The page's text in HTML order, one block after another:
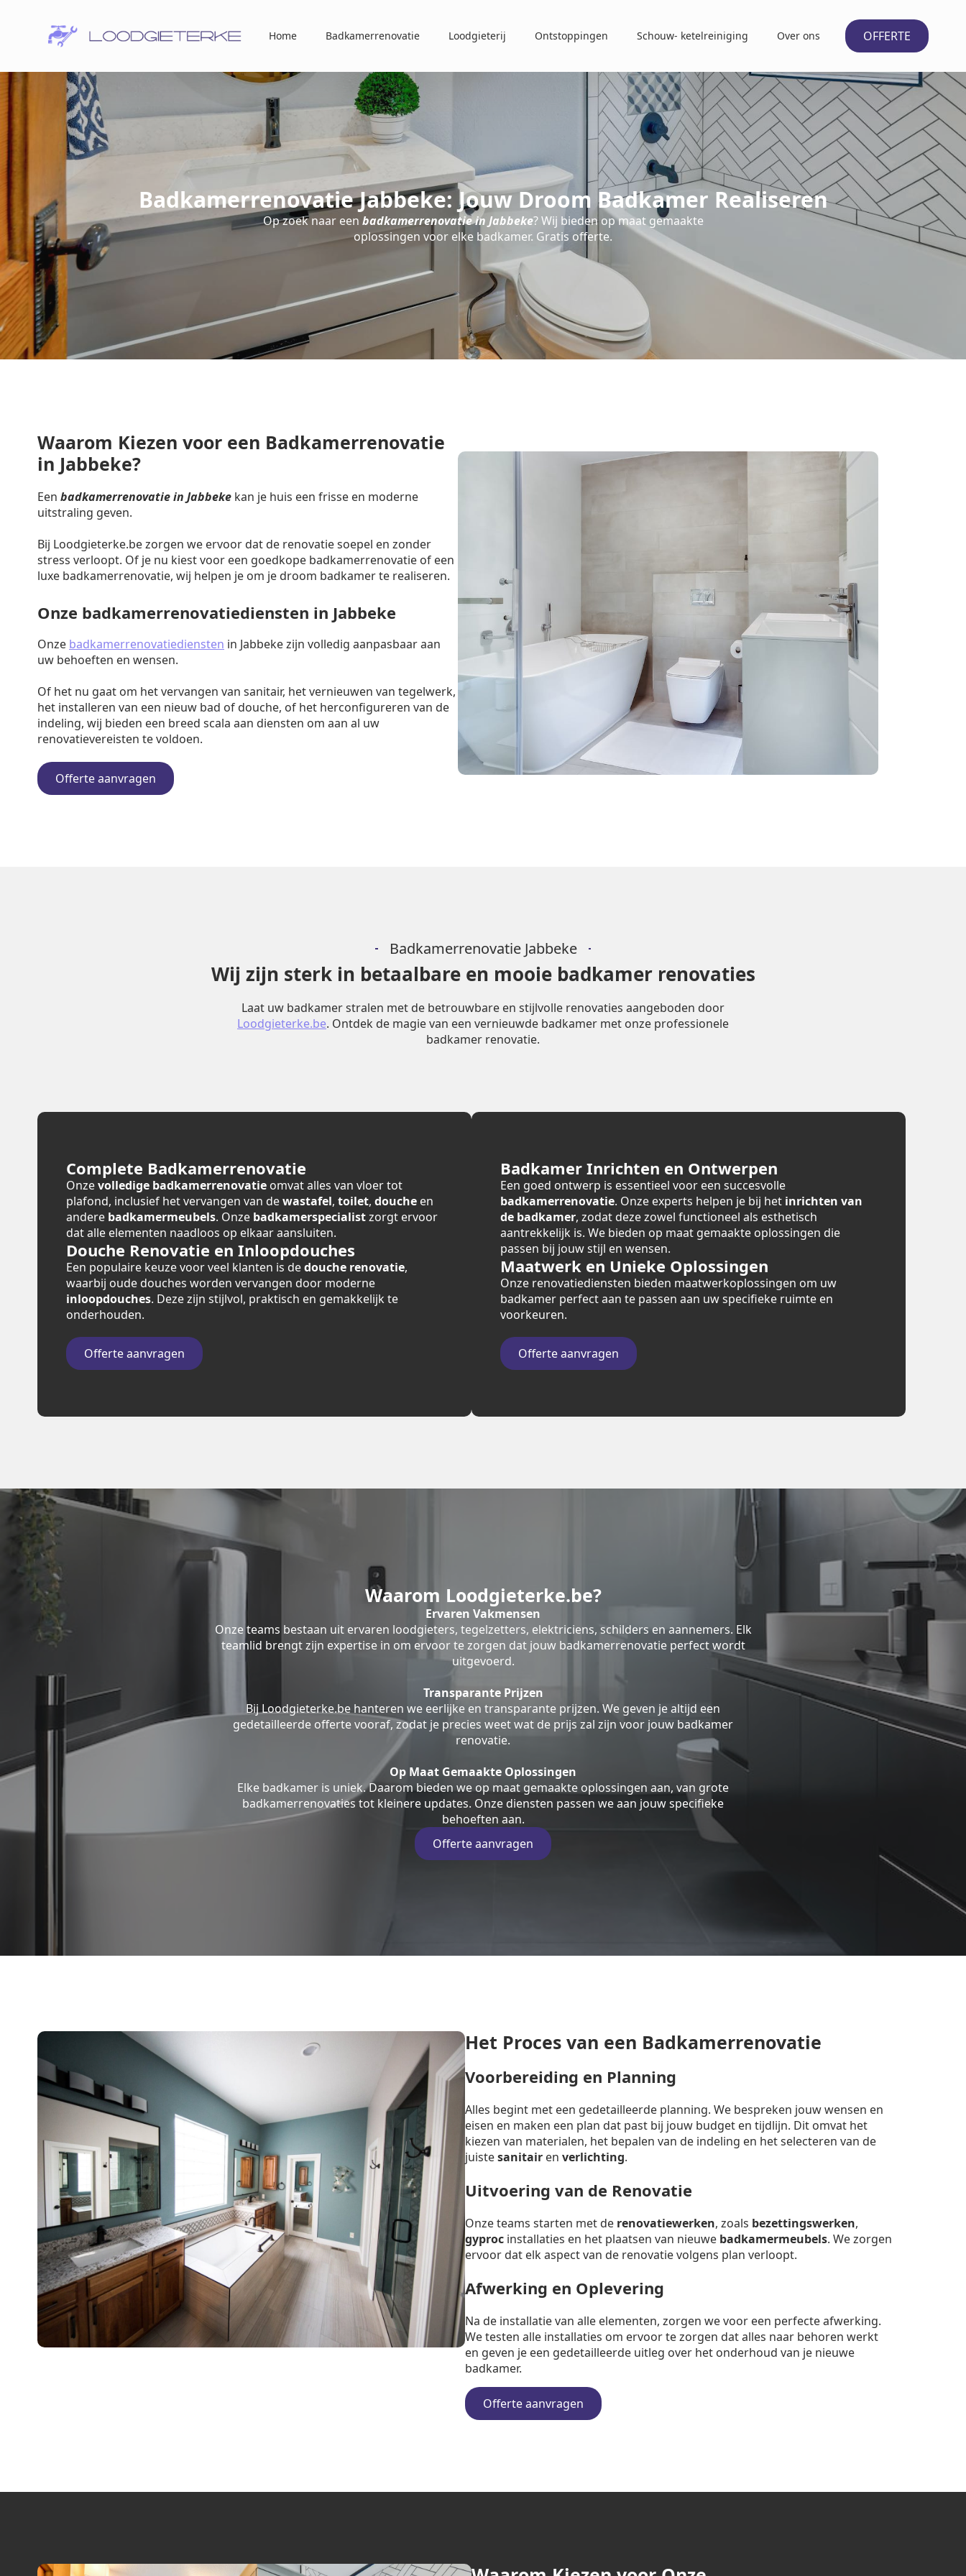
Home Badkamerrenovatie Loodgieterij Ontstoppingen Schouw- ketelreiniging Over ons OFFERTE
Badkamerrenovatie Jabbeke: Jouw Droom Badkamer Realiseren
Op zoek naar een badkamerrenovatie in Jabbeke? Wij bieden op maat gemaakte
oplossingen voor elke badkamer. Gratis offerte.
Waarom Kiezen voor een Badkamerrenovatie
in Jabbeke?
Een badkamerrenovatie in Jabbeke kan je huis een frisse en moderne
uitstraling geven.
Bij Loodgieterke.be zorgen we ervoor dat de renovatie soepel en zonder
stress verloopt. Of je nu kiest voor een goedkope badkamerrenovatie of een
luxe badkamerrenovatie, wij helpen je om je droom badkamer te realiseren.
Onze badkamerrenovatiediensten in Jabbeke
Onze badkamerrenovatiediensten in Jabbeke zijn volledig aanpasbaar aan
uw behoeften en wensen.
Of het nu gaat om het vervangen van sanitair, het vernieuwen van tegelwerk,
het installeren van een nieuw bad of douche, of het herconfigureren van de
indeling, wij bieden een breed scala aan diensten om aan al uw
renovatievereisten te voldoen.
Offerte aanvragen
Badkamerrenovatie Jabbeke
Wij zijn sterk in betaalbare en mooie badkamer renovaties
Laat uw badkamer stralen met de betrouwbare en stijlvolle renovaties aangeboden door
Loodgieterke.be. Ontdek de magie van een vernieuwde badkamer met onze professionele
badkamer renovatie.
Complete Badkamerrenovatie
Onzevolledige badkamerrenovatie omvat alles van vloer tot
plafond, inclusief het vervangen van dewastafel, toilet, douche en
andere badkamermeubels. Onze badkamerspecialistzorgt ervoor
dat alle elementen naadloos op elkaar aansluiten.
Douche Renovatie en Inloopdouches
Een populaire keuze voor veel klanten is dedouche renovatie,
waarbij oude douches worden vervangen door moderne
inloopdouches. Deze zijn stijlvol, praktisch en gemakkelijk te
onderhouden.
Offerte aanvragen
Badkamer Inrichten en Ontwerpen
Een goed ontwerp is essentieel voor een succesvolle
badkamerrenovatie. Onze experts helpen je bij het inrichten van
de badkamer, zodat deze zowel functioneel als esthetisch
aantrekkelijk is. We bieden op maat gemaakte oplossingen die
passen bij jouw stijl en wensen.
Maatwerk en Unieke Oplossingen
Onze renovatiediensten bieden maatwerkoplossingen om uw
badkamer perfect aan te passen aan uw specifieke ruimte en
voorkeuren.
Offerte aanvragen
Waarom Loodgieterke.be?
Ervaren Vakmensen
Onze teams bestaan uit ervaren loodgieters, tegelzetters, elektriciens, schilders en aannemers. Elk
teamlid brengt zijn expertise in om ervoor te zorgen dat jouw badkamerrenovatie perfect wordt
uitgevoerd.
Transparante Prijzen
Bij Loodgieterke.be hanteren we eerlijke en transparante prijzen. We geven je altijd een
gedetailleerde offerte vooraf, zodat je precies weet wat de prijs zal zijn voor jouw badkamer
renovatie.
Op Maat Gemaakte Oplossingen
Elke badkamer is uniek. Daarom bieden we op maat gemaakte oplossingen aan, van grote
badkamerrenovaties tot kleinere updates. Onze diensten passen we aan jouw specifieke
behoeften aan.
Offerte aanvragen
Het Proces van een Badkamerrenovatie
Voorbereiding en Planning
Alles begint met een gedetailleerde planning. We bespreken jouw wensen en
eisen en maken een plan dat past bij jouw budget en tijdlijn. Dit omvat het
kiezen van materialen, het bepalen van de indeling en het selecteren van de
juistesanitair en verlichting.
Uitvoering van de Renovatie
Onze teams starten met de renovatiewerken, zoals bezettingswerken,
gyproc installaties en het plaatsen van nieuwe badkamermeubels. We zorgen
ervoor dat elk aspect van de renovatie volgens plan verloopt.
Afwerking en Oplevering
Na de installatie van alle elementen, zorgen we voor een perfecte afwerking.
We testen alle installaties om ervoor te zorgen dat alles naar behoren werkt
en geven je een gedetailleerde uitleg over het onderhoud van je nieuwe
badkamer.
Offerte aanvragen